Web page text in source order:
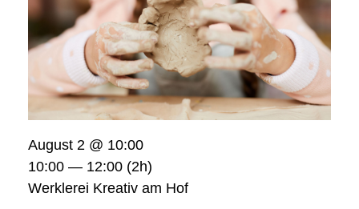
August 2 @ 10:00
10:00 — 12:00 (2h)
Werklerei Kreativ am Hof